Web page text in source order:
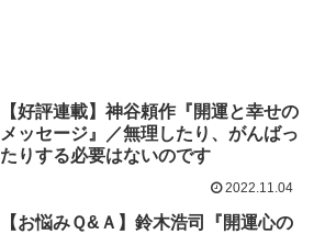
【好評連載】神谷頼作『開運と幸せの
メッセージ』／無理したり、がんばっ
たりする必要はないのです
2022.11.04
【お悩みＱ&Ａ】鈴木浩司『開運心の